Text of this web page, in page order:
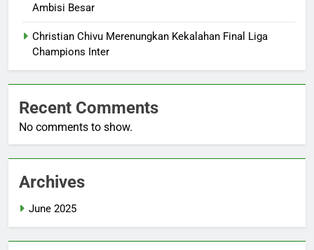
Ambisi Besar
Christian Chivu Merenungkan Kekalahan Final Liga
Champions Inter
Recent Comments
No comments to show.
Archives
June 2025